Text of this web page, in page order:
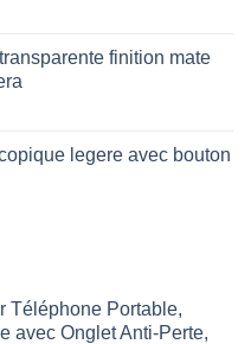
finition mate
legere avec bouton
Téléphone Portable,
avec Onglet Anti-Perte,